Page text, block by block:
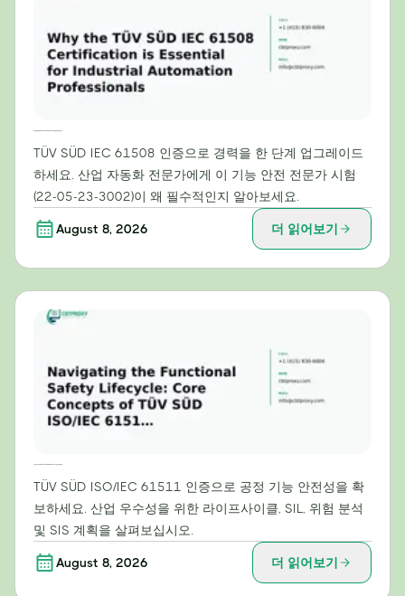
TÜV SÜD IEC 61508 인증으로 경력을 한 단계 업그레이드
하세요. 산업 자동화 전문가에게 이 기능 안전 전문가 시험
(22-05-23-3002)이 왜 필수적인지 알아보세요.
August 8, 2026 더 읽어보기
TÜV SÜD ISO/IEC 61511 인증으로 공정 기능 안전성을 확
보하세요. 산업 우수성을 위한 라이프사이클, SIL, 위험 분석
및 SIS 계획을 살펴보십시오.
August 8, 2026 더 읽어보기